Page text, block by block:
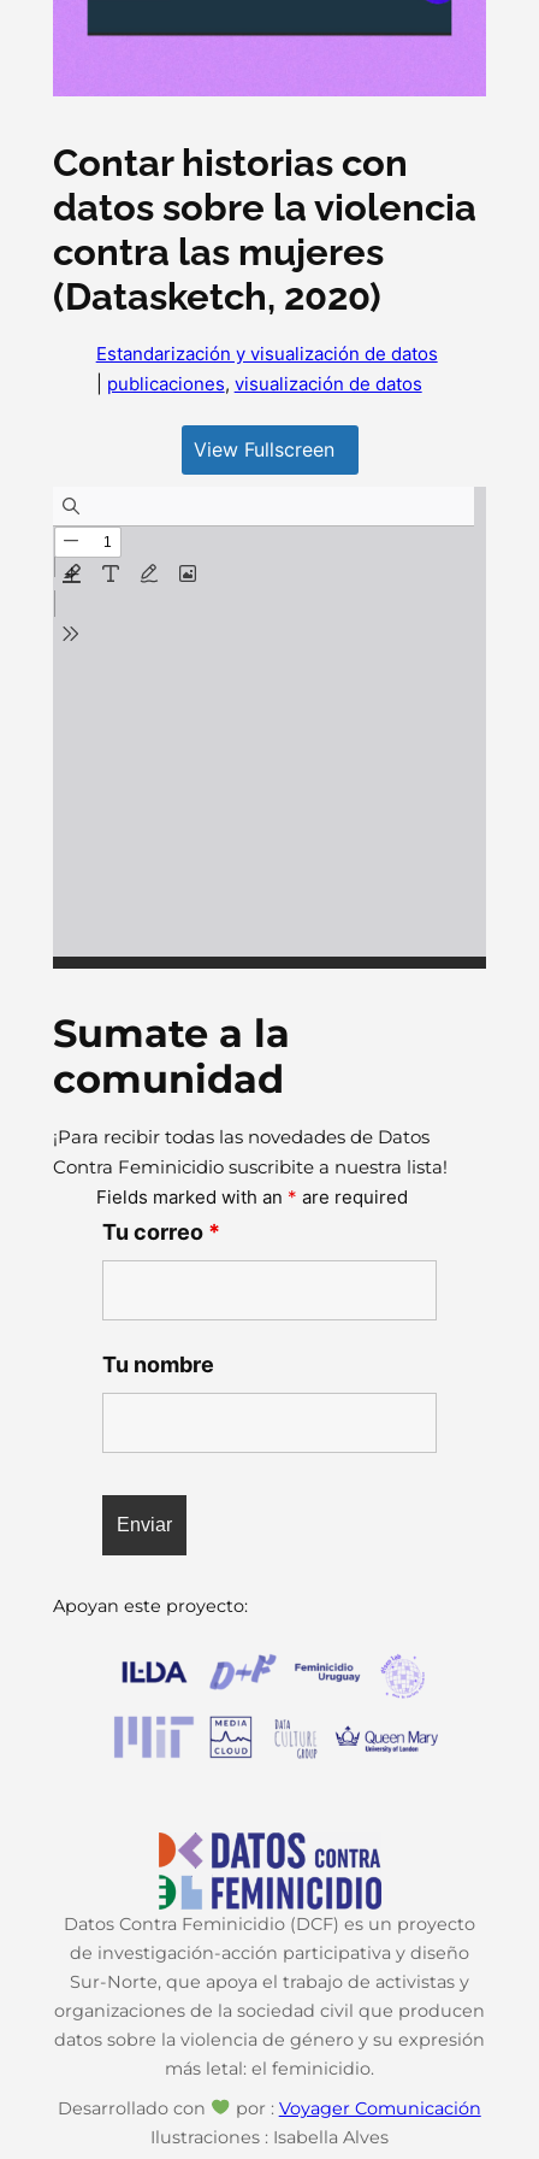
Contar historias con
datos sobre la violencia
contra las mujeres
(Datasketch, 2020)
Estandarización y visualización de datos
publicaciones, visualización de datos
View Fullscreen
Sumate a la
comunidad
¡Para recibir todas las novedades de Datos
Contra Feminicidio suscribite a nuestra lista!
Fields marked with an * are required
Tu correo *
Tu nombre
Apoyan este proyecto:
Datos Contra Feminicidio (DCF) es un proyecto
de investigación-acción participativa y diseño
Sur-Norte, que apoya el trabajo de activistas y
organizaciones de la sociedad civil que producen
datos sobre la violencia de género y su expresión
más letal: el feminicidio.
Desarrollado con
por : Voyager Comunicación
Ilustraciones : Isabella Alves